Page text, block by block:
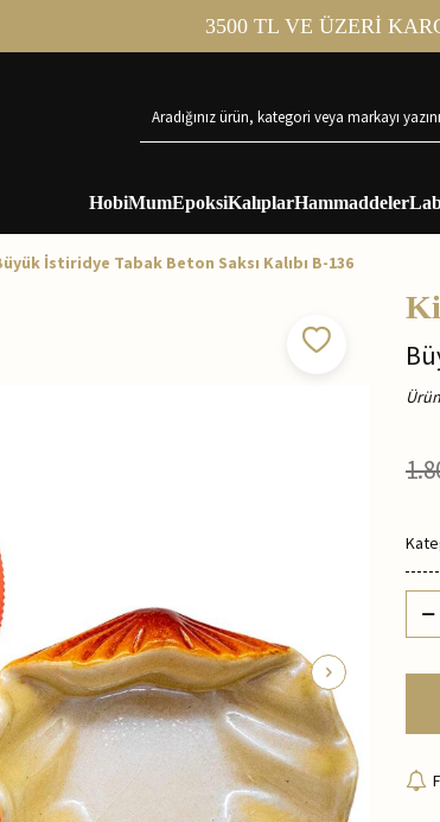
3500 TL VE ÜZERİ
HobiMumEpoksiKalıplarHammaddeler
İstiridye Tabak Beton Saksı Kalıbı B-136